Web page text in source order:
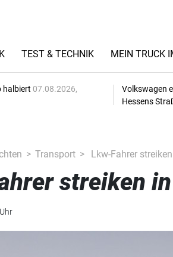
TEST & TECHNIK MEIN TRUCK
halbiert 07.08.2026,
Volkswagen
Hessens
Transport Lkw-Fahrer
streiken